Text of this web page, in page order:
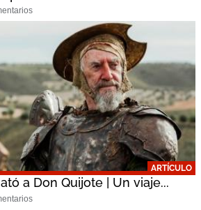
ARTÍCULO
a Don Quijote | Un viaje...